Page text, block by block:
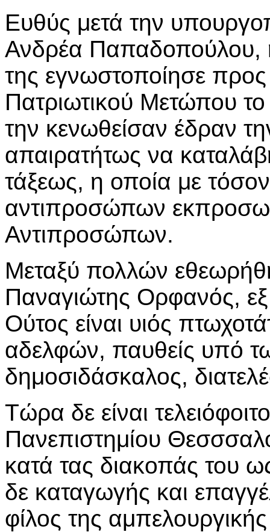
Ευθύς μετά την
Ανδρέα
της εγνωστοποίησε
Πατριωτικού Μετώπου
την κενωθείσαν έδραν
απαιρατήτως να
τάξεως, η οποία με
αντιπροσώπων
Αντιπροσώπων.
Μεταξύ πολλών
Παναγιώτης Ορφανός,
Ούτος είναι υιός
αδελφών, παυθείς υπό
δημοσιδάσκαλος,
Τώρα δε είναι
Πανεπιστημίου
κατά τας διακοπάς του
δε καταγωγής και
φίλος της